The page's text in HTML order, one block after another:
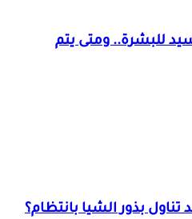
للبشرة.. ومتى يتم
بذور الشيا بانتظام؟